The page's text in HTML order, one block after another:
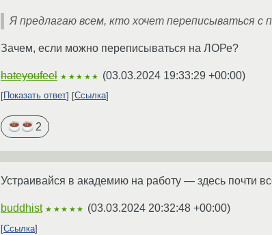
Я предлагаю всем, кто хочет переписываться
Зачем, если можно переписываться на ЛОРе?
hateyoufeel ★★★★★ (03.03.2024 19:33:29 +00:00)
Показать ответ Ссылка
2
Устраивайся в академию на работу — здесь почти
buddhist ★★★★★ (03.03.2024 20:32:48 +00:00)
Ссылка